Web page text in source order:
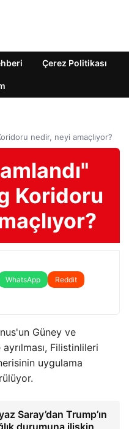
Çerez Politikası
nedir, neyi amaçlıyor?
Koridoru
WhatsApp
Reddit
Güney ve
Filistinlileri
uygulama
Saray’dan Trump’ın
durumuna ilişkin